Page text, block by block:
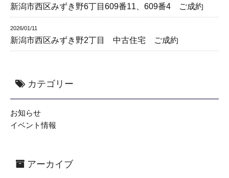
新潟市西区みずき野6丁目609番11、609番4 ご成約
2026/01/11
新潟市西区みずき野2丁目 中古住宅 ご成約
カテゴリー
お知らせ
イベント情報
アーカイブ